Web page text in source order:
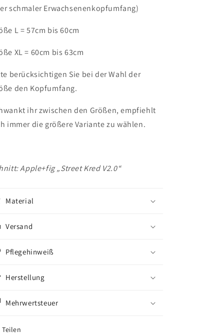
schmaler Erwachsenenkopfumfang)
L = 57cm bis 60cm
XL = 60cm bis 63cm
berücksichtigen Sie bei der Wahl der
den Kopfumfang.
ihr zwischen den Größen, empfiehlt
immer die größere Variante zu wählen.
Apple+fig „Street Kred V2.0“
Material
Versand
Pflegehinweiß
Herstellung
Mehrwertsteuer
Teilen